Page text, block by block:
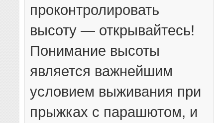
проконтролировать
высоту — открывайтесь!
Понимание высоты
является важнейшим
условием выживания при
прыжках с парашютом, и